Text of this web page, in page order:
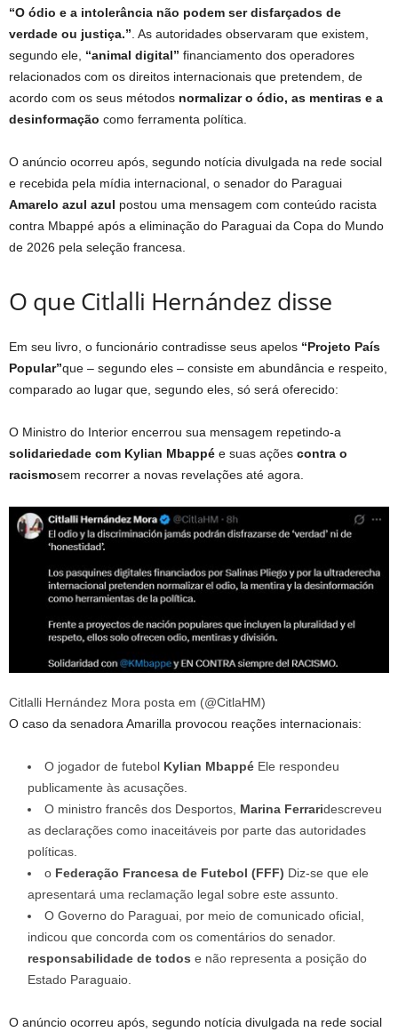
“O ódio e a intolerância não podem ser disfarçados de
verdade ou justiça.”. As autoridades observaram que existem,
segundo ele, “animal digital” financiamento dos operadores
relacionados com os direitos internacionais que pretendem, de
acordo com os seus métodos normalizar o ódio, as mentiras e a
desinformação como ferramenta política.
O anúncio ocorreu após, segundo notícia divulgada na rede social
e recebida pela mídia internacional, o senador do Paraguai
Amarelo azul azul postou uma mensagem com conteúdo racista
contra Mbappé após a eliminação do Paraguai da Copa do Mundo
de 2026 pela seleção francesa.
O que Citlalli Hernández disse
Em seu livro, o funcionário contradisse seus apelos “Projeto País
Popular”que – segundo eles – consiste em abundância e respeito,
comparado ao lugar que, segundo eles, só será oferecido:
O Ministro do Interior encerrou sua mensagem repetindo-a
solidariedade com Kylian Mbappé e suas ações contra o
racismosem recorrer a novas revelações até agora.
Citlalli Hernández Mora posta em (@CitlaHM)
O caso da senadora Amarilla provocou reações internacionais:
O jogador de futebol Kylian Mbappé Ele respondeu
publicamente às acusações.
O ministro francês dos Desportos, Marina Ferraridescreveu
as declarações como inaceitáveis ​​por parte das autoridades
políticas.
o Federação Francesa de Futebol (FFF) Diz-se que ele
apresentará uma reclamação legal sobre este assunto.
O Governo do Paraguai, por meio de comunicado oficial,
indicou que concorda com os comentários do senador.
responsabilidade de todos e não representa a posição do
Estado Paraguaio.
O anúncio ocorreu após, segundo notícia divulgada na rede social